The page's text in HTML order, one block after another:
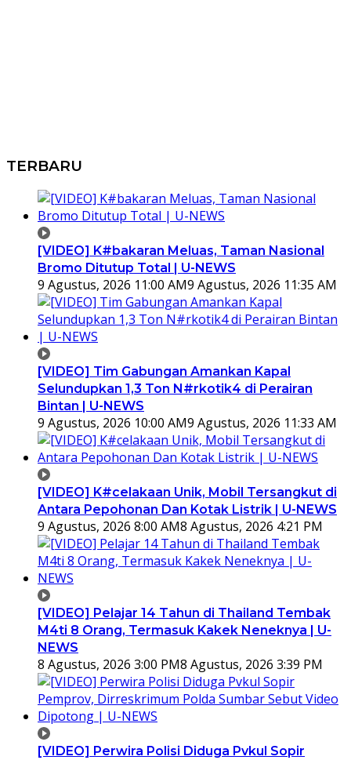
TERBARU
[VIDEO] K#bakaran Meluas, Taman Nasional
Bromo Ditutup Total | U-NEWS
9 Agustus, 2026 11:00 AM9 Agustus, 2026 11:35 AM
[VIDEO] Tim Gabungan Amankan Kapal
Selundupkan 1,3 Ton N#rkotik4 di Perairan
Bintan | U-NEWS
9 Agustus, 2026 10:00 AM9 Agustus, 2026 11:33 AM
[VIDEO] K#celakaan Unik, Mobil Tersangkut di
Antara Pepohonan Dan Kotak Listrik | U-NEWS
9 Agustus, 2026 8:00 AM8 Agustus, 2026 4:21 PM
[VIDEO] Pelajar 14 Tahun di Thailand Tembak
M4ti 8 Orang, Termasuk Kakek Neneknya | U-
NEWS
8 Agustus, 2026 3:00 PM8 Agustus, 2026 3:39 PM
[VIDEO] Perwira Polisi Diduga Pvkul Sopir